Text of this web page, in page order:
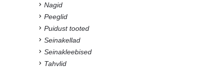
Nagid
Peeglid
Puidust tooted
Seinakellad
Seinakleebised
Tahvlid